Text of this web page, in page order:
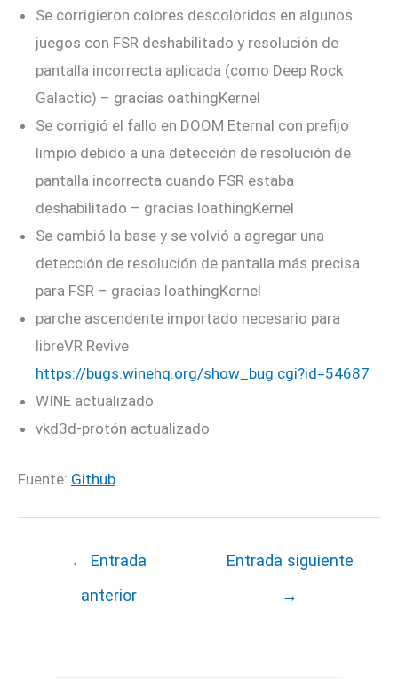
Se corrigieron colores descoloridos en algunos
juegos con FSR deshabilitado y resolución de
pantalla incorrecta aplicada (como Deep Rock
Galactic) – gracias oathingKernel
Se corrigió el fallo en DOOM Eternal con prefijo
limpio debido a una detección de resolución de
pantalla incorrecta cuando FSR estaba
deshabilitado – gracias loathingKernel
Se cambió la base y se volvió a agregar una
detección de resolución de pantalla más precisa
para FSR – gracias loathingKernel
parche ascendente importado necesario para
libreVR Revive
https://bugs.winehq.org/show_bug.cgi?id=54687
WINE actualizado
vkd3d-protón actualizado
Fuente: Github
← Entrada
anterior
Entrada siguiente
→